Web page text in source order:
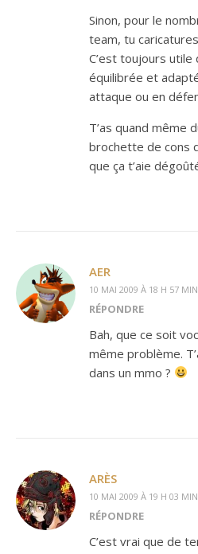
Sinon, pour le
team, tu
C’est toujours utile
équilibrée et
attaque ou en
T’as quand même
brochette de cons
que ça t’aie
AER
10 MAI 2009 À 18 H 57 MIN
RÉPONDRE
Bah, que ce soit
même problème.
dans un mmo ?
ARÈS
10 MAI 2009 À 19 H 03 MIN
RÉPONDRE
C’est vrai que de